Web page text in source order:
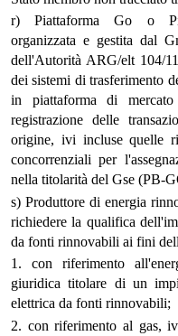
r) Piattaforma Go o
organizzata e gestita dal
dell'Autorità ARG/elt 104/
dei sistemi di trasferimento
in piattaforma di
registrazione delle
origine, ivi incluse quelle
concorrenziali per
nella titolarità del Gse (PB-
s) Produttore di energia
richiedere la qualifica
da fonti rinnovabili ai fini
1. con riferimento
giuridica titolare di un
elettrica da fonti rinnovabili;
2. con riferimento al gas,